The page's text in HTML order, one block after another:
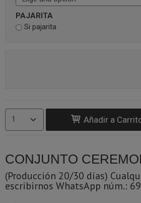
PAJARITA
Si pajarita
Añadir a
CONJUNTO
(Producción 20/30 días)
escribirnos WhatsApp núm.: